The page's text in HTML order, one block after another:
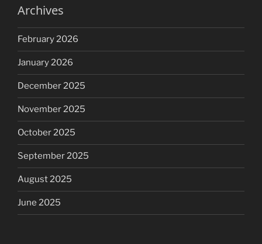
Archives
February 2026
January 2026
December 2025
November 2025
October 2025
September 2025
August 2025
June 2025